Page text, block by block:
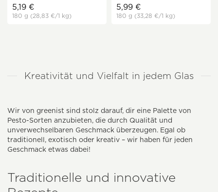
5,19 €
180 g (28,83 €/1 kg)
5,99 €
180 g (33,28 €/1 kg)
Kreativität und Vielfalt in jedem Glas
Wir von greenist sind stolz darauf, dir eine Palette von
Pesto-Sorten anzubieten, die durch Qualität und
unverwechselbaren Geschmack überzeugen. Egal ob
traditionell, exotisch oder kreativ – wir haben für jeden
Geschmack etwas dabei!
Traditionelle und innovative